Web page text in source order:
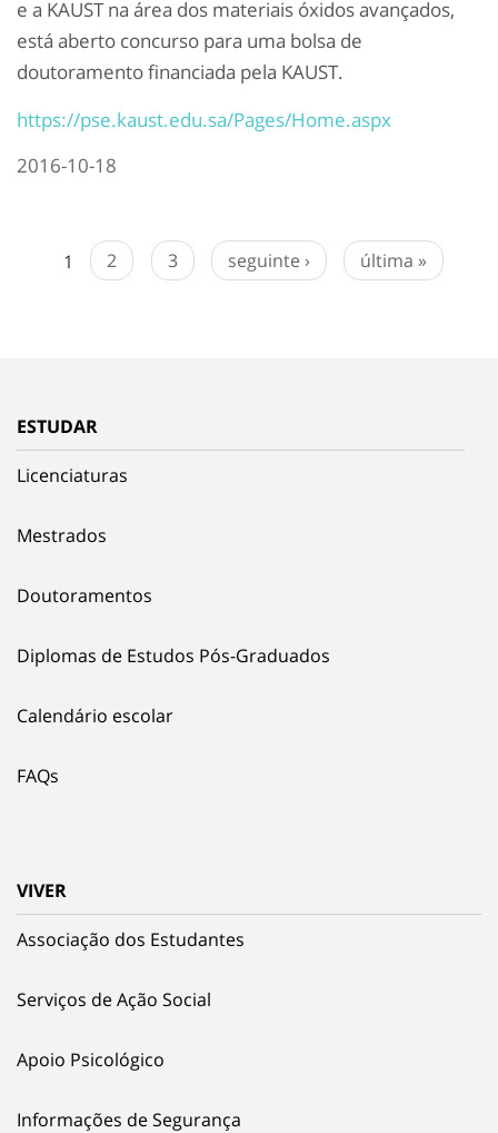
e a KAUST na área dos materiais óxidos avançados,
está aberto concurso para uma bolsa de
doutoramento financiada pela KAUST.
https://pse.kaust.edu.sa/Pages/Home.aspx
2016-10-18
1 2 3 seguinte › última »
ESTUDAR
Licenciaturas
Mestrados
Doutoramentos
Diplomas de Estudos Pós-Graduados
Calendário escolar
FAQs
VIVER
Associação dos Estudantes
Serviços de Ação Social
Apoio Psicológico
Informações de Segurança